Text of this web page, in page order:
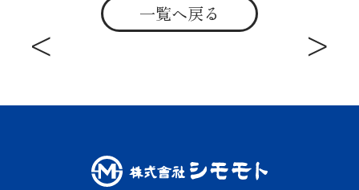
一覧へ戻る
< >